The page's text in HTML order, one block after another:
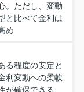
。ただし、変動
と比べて金利は
め
る程度の安定と
利変動への柔軟
が確保できる